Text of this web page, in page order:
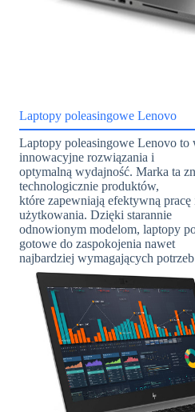
Laptopy poleasingowe Lenovo
Laptopy poleasingowe Lenovo to
innowacyjne rozwiązania i
optymalną wydajność. Marka ta
technologicznie produktów,
które zapewniają efektywną
użytkowania. Dzięki starannie
odnowionym modelom, laptopy
gotowe do zaspokojenia nawet
najbardziej wymagających